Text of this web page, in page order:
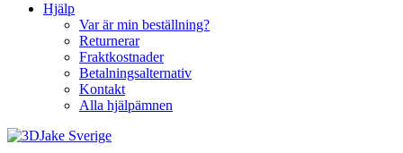
Hjälp
Var är min beställning?
Returnerar
Fraktkostnader
Betalningsalternativ
Kontakt
Alla hjälpämnen